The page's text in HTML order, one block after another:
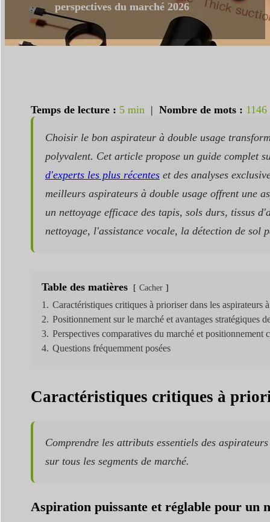
perspectives du marché 2026
Temps de lecture : 5 min| Nombre de mots : 1146
Choisir le bon aspirateur à double usage
polyvalent. Cet article propose un guide complet
d'experts les plus récenteset des analyses
meilleurs aspirateurs à double usage offrent une
un nettoyage efficace des tapis, sols durs, tissus
nettoyage, l'assistance vocale, la détection de sol
Table des matières Cacher
1. Caractéristiques critiques à prioriser dans les aspirateurs
2. Positionnement sur le marché et avantages stratégiques
3. Perspectives comparatives du marché et positionnement
4. Questions fréquemment posées
Caractéristiques critiques à
Comprendre les attributs essentiels des
sur tous les segments de marché.
Aspiration puissante et réglable pour un